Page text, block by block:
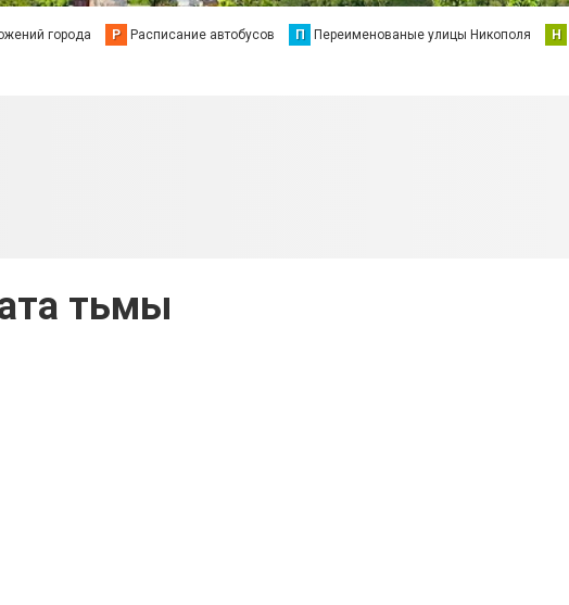
города Р Расписание автобусов П Переименованые улицы Никополя Н
тьмы